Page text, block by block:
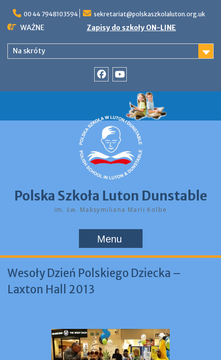
content
00 44 7948103594 sekretariat@polskaszkolaluton.org.uk
WAŻNE Zapisy do szkoły ON-LINE
Na skróty
Polska Szkoła Luton Dunstable
im. św. Maksymiliana Marii Kolbe
Menu
Wesoły Dzień Polskiego Dziecka –
Laxton Hall 2013